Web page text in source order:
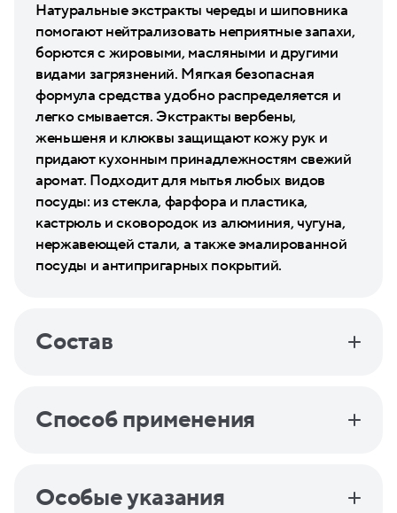
Натуральные экстракты череды и шиповника
помогают нейтрализовать неприятные запахи,
борются с жировыми, масляными и другими
видами загрязнений. Мягкая безопасная
формула средства удобно распределяется и
легко смывается. Экстракты вербены,
женьшеня и клюквы защищают кожу рук и
придают кухонным принадлежностям свежий
аромат. Подходит для мытья любых видов
посуды: из стекла, фарфора и пластика,
кастрюль и сковородок из алюминия, чугуна,
нержавеющей стали, а также эмалированной
посуды и антипригарных покрытий.
Состав
Способ применения
Особые указания